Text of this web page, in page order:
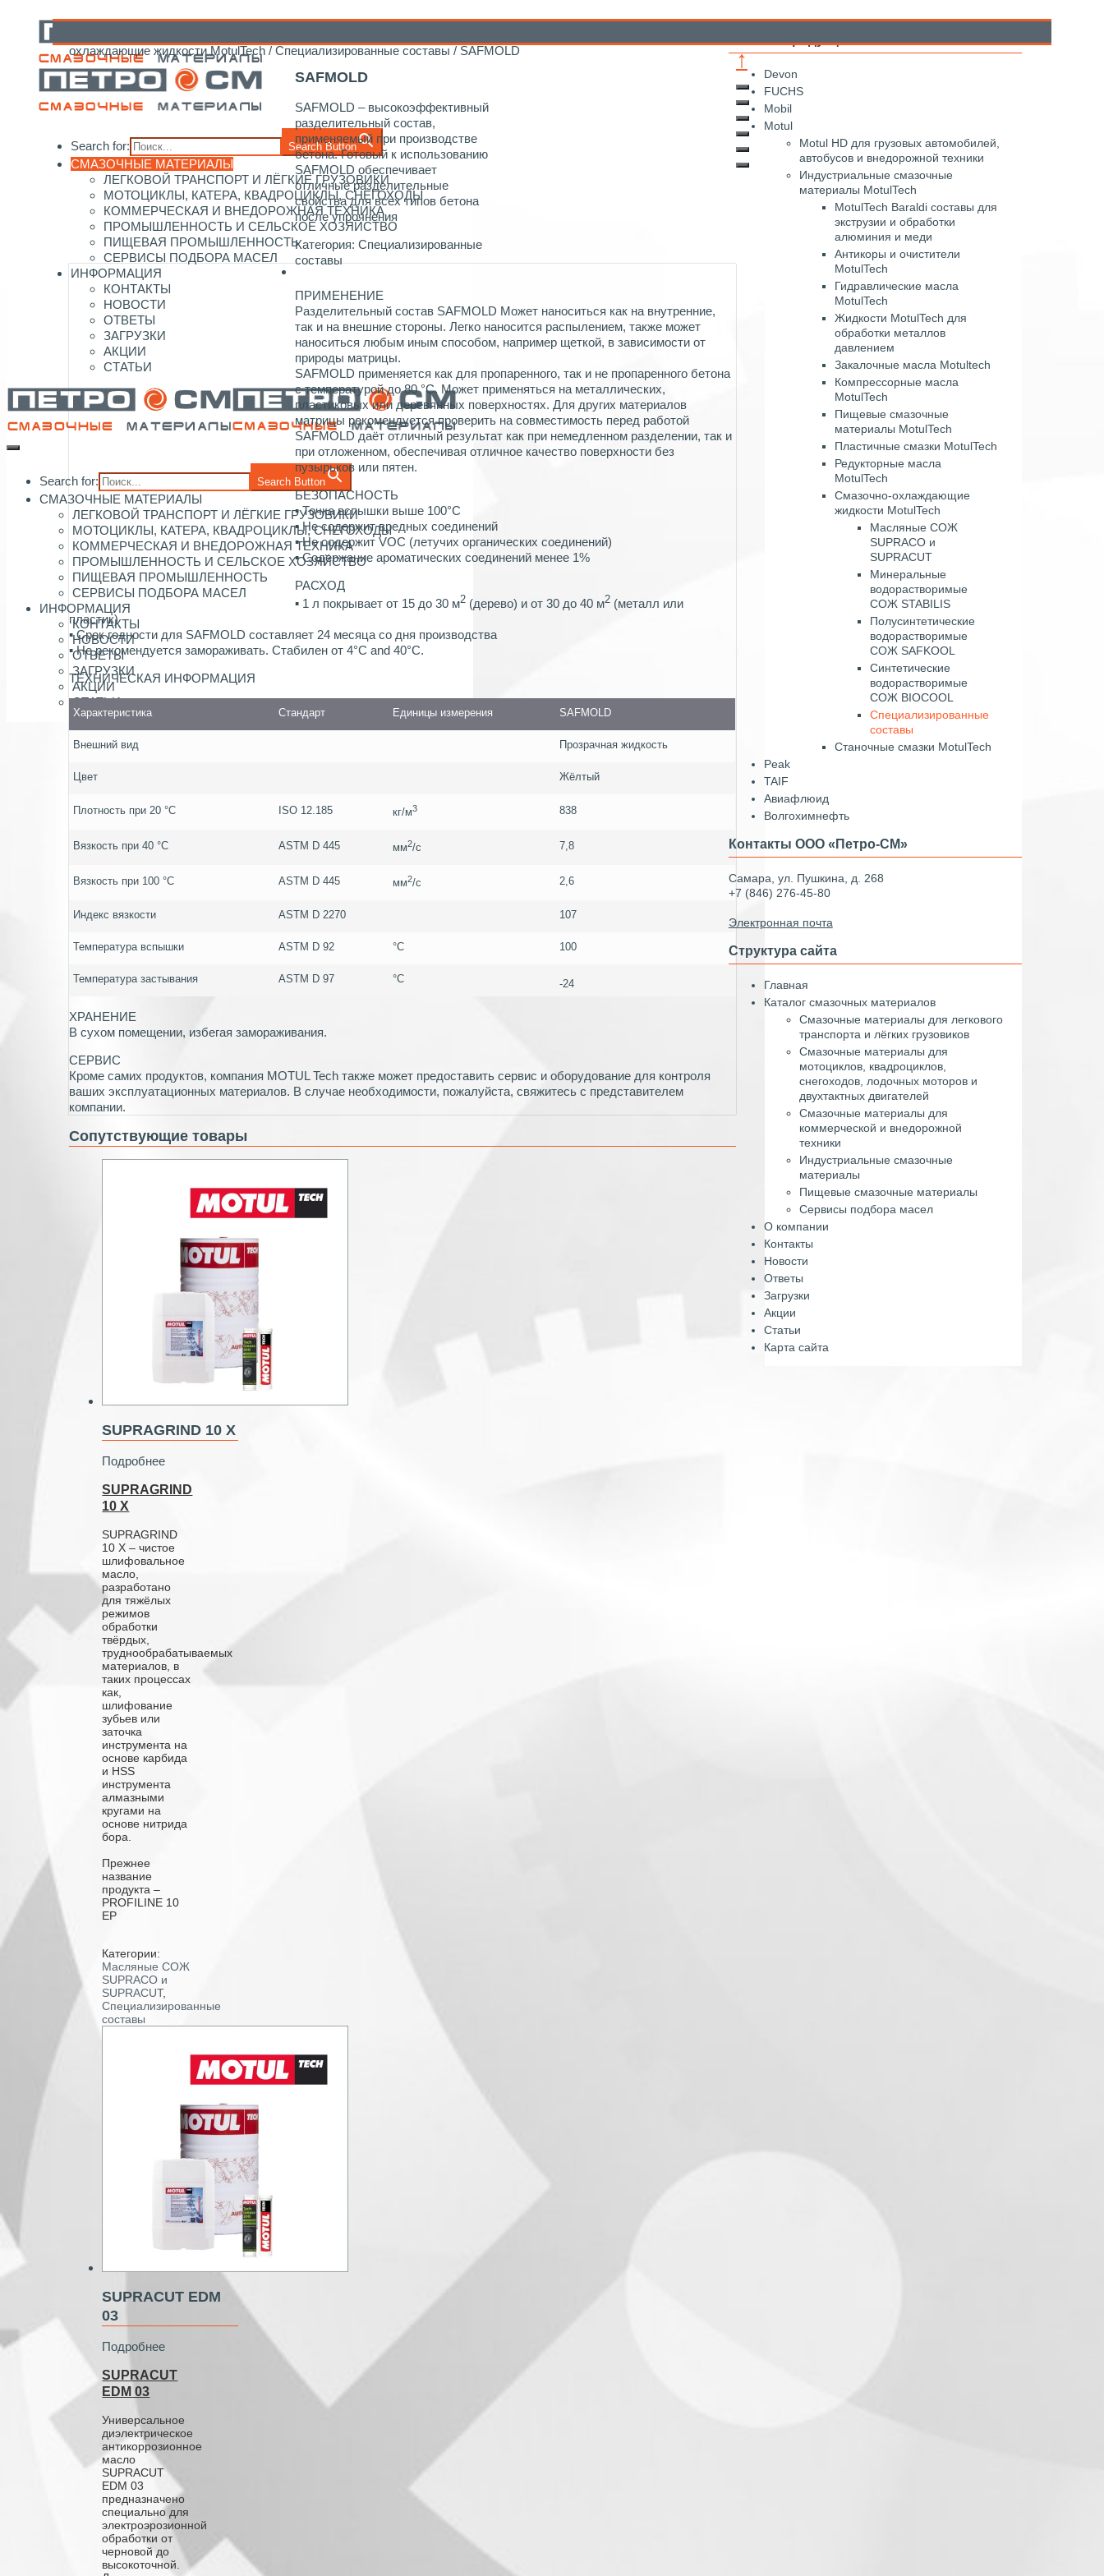
Search for: Search Button
СМАЗОЧНЫЕ МАТЕРИАЛЫ
ЛЕГКОВОЙ ТРАНСПОРТ И ЛЁГКИЕ ГРУЗОВИКИ
МОТОЦИКЛЫ, КАТЕРА, КВАДРОЦИКЛЫ, СНЕГОХОДЫ
КОММЕРЧЕСКАЯ И ВНЕДОРОЖНАЯ ТЕХНИКА
ПРОМЫШЛЕННОСТЬ И СЕЛЬСКОЕ ХОЗЯЙСТВО
ПИЩЕВАЯ ПРОМЫШЛЕННОСТЬ
СЕРВИСЫ ПОДБОРА МАСЕЛ
ИНФОРМАЦИЯ
КОНТАКТЫ
НОВОСТИ
ОТВЕТЫ
ЗАГРУЗКИ
АКЦИИ
СТАТЬИ
Search for: Search Button
СМАЗОЧНЫЕ МАТЕРИАЛЫ
ЛЕГКОВОЙ ТРАНСПОРТ И ЛЁГКИЕ ГРУЗОВИКИ
МОТОЦИКЛЫ, КАТЕРА, КВАДРОЦИКЛЫ, СНЕГОХОДЫ
КОММЕРЧЕСКАЯ И ВНЕДОРОЖНАЯ ТЕХНИКА
ПРОМЫШЛЕННОСТЬ И СЕЛЬСКОЕ ХОЗЯЙСТВО
ПИЩЕВАЯ ПРОМЫШЛЕННОСТЬ
СЕРВИСЫ ПОДБОРА МАСЕЛ
ИНФОРМАЦИЯ
КОНТАКТЫ
НОВОСТИ
ОТВЕТЫ
ЗАГРУЗКИ
АКЦИИ
СТАТЬИ
охлаждающие жидкости MotulTech /Специализированные составы / SAFMOLD
SAFMOLD
SAFMOLD – высокоэффективный
разделительный состав,
применяемый при производстве
бетона. Готовый к использованию
SAFMOLD обеспечивает
отличные разделительные
свойства для всех типов бетона
после упрочнения
Категория:Специализированные
составы
ПРИМЕНЕНИЕ
Разделительный состав SAFMOLD Может наноситься как на внутренние,
так и на внешние стороны. Легко наносится распылением, также может
наноситься любым иным способом, например щеткой, в зависимости от
природы матрицы.
SAFMOLD применяется как для пропаренного, так и не пропаренного бетона
с температурой до 80 °C. Может применяться на металлических,
пластиковых или деревянных поверхностях. Для других материалов
матрицы рекомендуется проверить на совместимость перед работой
SAFMOLD даёт отличный результат как при немедленном разделении, так и
при отложенном, обеспечивая отличное качество поверхности без
пузырьков или пятен.
БЕЗОПАСНОСТЬ
▪ Точка вспышки выше 100°C
▪ Не содержит вредных соединений
▪ Не содержит VOC (летучих органических соединений)
▪ Содержание ароматических соединений менее 1%
РАСХОД
▪ 1 л покрывает от 15 до 30 м2 (дерево) и от 30 до 40 м2 (металл или
пластик)
▪ Срок годности для SAFMOLD составляет 24 месяца со дня производства
▪ Не рекомендуется замораживать. Стабилен от 4°C and 40°C.
ТЕХНИЧЕСКАЯ ИНФОРМАЦИЯ
Характеристика Стандарт Единицы измерения SAFMOLD
Внешний вид Прозрачная жидкость
Цвет Жёлтый
Плотность при 20 °C ISO 12.185 кг/м3 838
Вязкость при 40 °C ASTM D 445 мм2/c 7,8
Вязкость при 100 °C ASTM D 445 мм2/c 2,6
Индекс вязкости ASTM D 2270 107
Температура вспышки ASTM D 92 °C 100
Температура застывания ASTM D 97 °C -24
ХРАНЕНИЕ
В сухом помещении, избегая замораживания.
СЕРВИС
Кроме самих продуктов, компания MOTUL Tech также может предоставить сервис и оборудование для контроля
ваших эксплуатационных материалов. В случае необходимости, пожалуйста, свяжитесь с представителем
компании.
Сопутствующие товары
SUPRAGRIND 10 X
Подробнее
SUPRAGRIND
10 X
SUPRAGRIND
10 X – чистое
шлифовальное
масло,
разработано
для тяжёлых
режимов
обработки
твёрдых,
труднообрабатываемых
материалов, в
таких процессах
как,
шлифование
зубьев или
заточка
инструмента на
основе карбида
и HSS
инструмента
алмазными
кругами на
основе нитрида
бора.
Прежнее
название
продукта –
PROFILINE 10
EP
Категории:
Масляные СОЖ
SUPRACO и
SUPRACUT,
Специализированные
составы
SUPRACUT EDM
03
Подробнее
SUPRACUT
EDM 03
Универсальное
диэлектрическое
антикоррозионное
масло
SUPRACUT
EDM 03
предназначено
специально для
электроэрозионной
обработки от
черновой до
высокоточной.
Каталог продукции
Devon
FUCHS
Mobil
Motul
Motul HD для грузовых автомобилей,
автобусов и внедорожной техники
Индустриальные смазочные
материалы MotulTech
MotulTech Baraldi составы для
экструзии и обработки
алюминия и меди
Антикоры и очистители
MotulTech
Гидравлические масла
MotulTech
Жидкости MotulTech для
обработки металлов
давлением
Закалочные масла Motultech
Компрессорные масла
MotulTech
Пищевые смазочные
материалы MotulTech
Пластичные смазки MotulTech
Редукторные масла
MotulTech
Смазочно-охлаждающие
жидкости MotulTech
Масляные СОЖ
SUPRACO и
SUPRACUT
Минеральные
водорастворимые
СОЖ STABILIS
Полусинтетические
водорастворимые
СОЖ SAFKOOL
Синтетические
водорастворимые
СОЖ BIOCOOL
Специализированные
составы
Станочные смазки MotulTech
Peak
TAIF
Авиафлюид
Волгохимнефть
Контакты ООО «Петро-СМ»
Самара, ул. Пушкина, д. 268
+7 (846) 276-45-80
Электронная почта
Структура сайта
Главная
Каталог смазочных материалов
Смазочные материалы для легкового
транспорта и лёгких грузовиков
Смазочные материалы для
мотоциклов, квадроциклов,
снегоходов, лодочных моторов и
двухтактных двигателей
Смазочные материалы для
коммерческой и внедорожной
техники
Индустриальные смазочные
материалы
Пищевые смазочные материалы
Сервисы подбора масел
О компании
Контакты
Новости
Ответы
Загрузки
Акции
Статьи
Карта сайта
↑